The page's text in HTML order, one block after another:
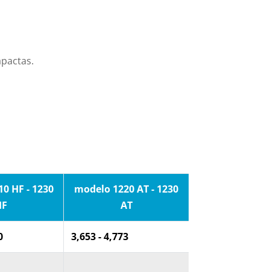
HF - 1230
modelo 1220 AT - 1230
AT
3,653 - 4,773